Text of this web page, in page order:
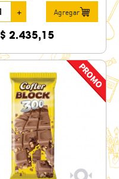
+ Agregar
$ 2.435,15